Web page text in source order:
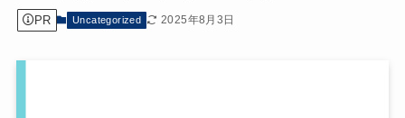
PR Uncategorized 2025年8月3日